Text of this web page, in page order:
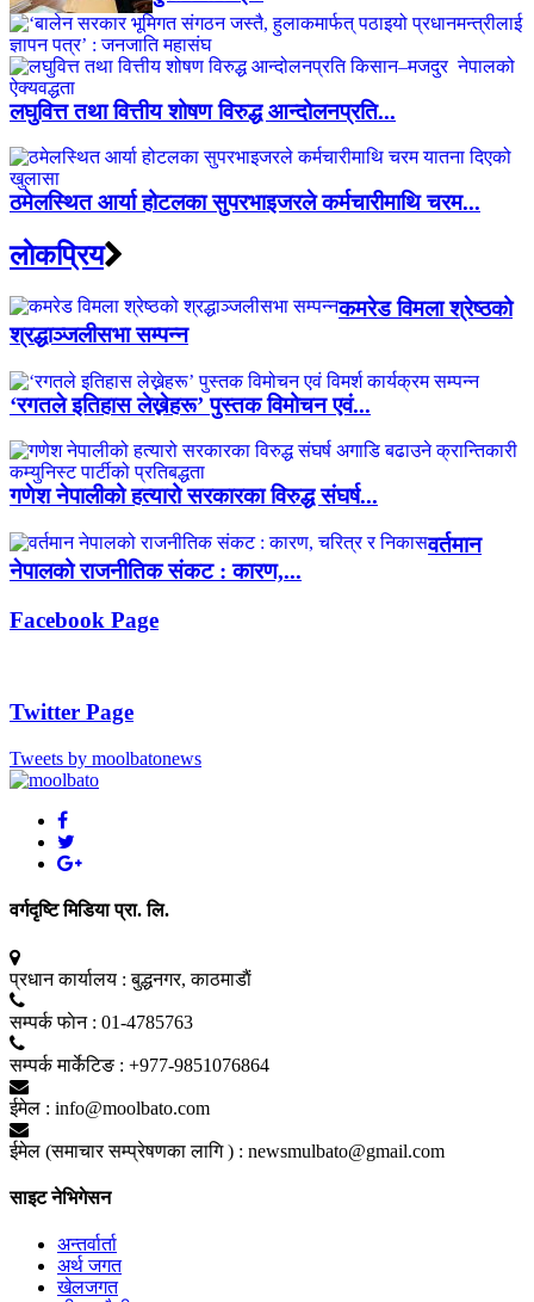
लघुवित्त तथा वित्तीय शोषण विरुद्ध आन्दोलनप्रति...
ठमेलस्थित आर्या होटलका सुपरभाइजरले कर्मचारीमाथि चरम...
लाेकप्रिय
कमरेड विमला श्रेष्ठको
श्रद्धाञ्जलीसभा सम्पन्न
‘रगतले इतिहास लेख्नेहरू’ पुस्तक विमोचन एवं...
गणेश नेपालीको हत्यारो सरकारका विरुद्ध संघर्ष...
वर्तमान
नेपालको राजनीतिक संकट : कारण,...
Facebook Page
Twitter Page
Tweets by moolbatonews
वर्गदृष्टि मिडिया प्रा. लि.
प्रधान कार्यालय : बुद्धनगर, काठमाडाैं
सम्पर्क फाेन : 01-4785763
सम्पर्क मार्केटिङ : +977-9851076864
ईमेल : info@moolbato.com
ईमेल (समाचार सम्प्रेषणका लागि ) : newsmulbato@gmail.com
साइट नेभिगेसन
अन्तर्वार्ता
अर्थ जगत
खेलजगत